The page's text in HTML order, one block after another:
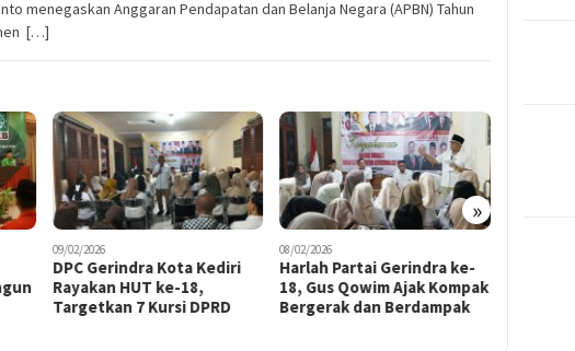
menegaskan Anggaran Pendapatan dan Belanja Negara (APBN) Tahun
[…]
»
09/02/2026
DPC Gerindra Kota Kediri
Rayakan HUT ke-18,
Targetkan 7 Kursi DPRD
08/02/2026
Harlah Partai Gerindra ke-
18, Gus Qowim Ajak Kompak
Bergerak dan Berdampak
Kena
Kota